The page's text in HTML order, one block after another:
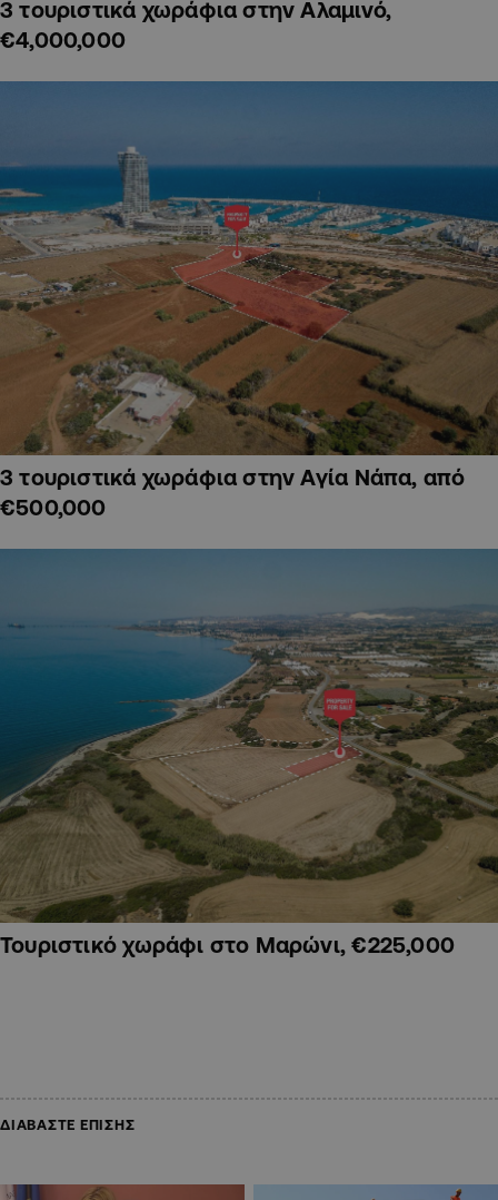
3 τουριστικά χωράφια στην Αλαμινό,
€4,000,000
3 τουριστικά χωράφια στην Αγία Νάπα, από
€500,000
Τουριστικό χωράφι στο Μαρώνι, €225,000
ΔΙΑΒΑΣΤΕ ΕΠΙΣΗΣ